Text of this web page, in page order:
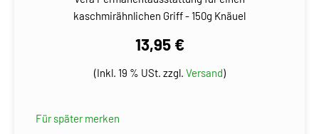
kaschmirähnlichen Griff - 150g Knäuel
13,95 €
(Inkl. 19 % USt. zzgl. Versand)
Für später merken